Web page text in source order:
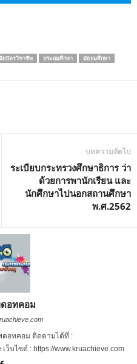
ยบัตรวิชาชีพ ประถมศึกษา
มัธยมศึกษา
บทความถัดไป
ระเบียบกระทรวงศึกษาธิการ ว่า
ด้วยการพานักเรียน และ
นักศึกษาไปนอกสถานศึกษา
พ.ศ.2562
อทคอม
ดอทคอม ติดตามได้ที่ :
ว็บไซต์ : https://www.kruachieve.com